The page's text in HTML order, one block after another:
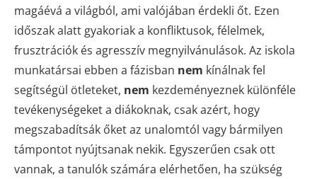
magáévá a világból, ami valójában érdekli őt. Ezen
időszak alatt gyakoriak a konfliktusok, félelmek,
frusztrációk és agresszív megnyilvánulások. Az iskola
munkatársai ebben a fázisban nem kínálnak fel
segítségül ötleteket, nem kezdeményeznek különféle
tevékenységeket a diákoknak, csak azért, hogy
megszabadítsák őket az unalomtól vagy bármilyen
támpontot nyújtsanak nekik. Egyszerűen csak ott
vannak, a tanulók számára elérhetően, ha szükség